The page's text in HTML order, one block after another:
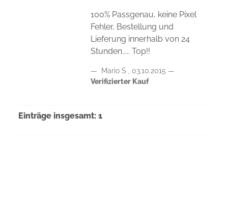
100% Passgenau, keine Pixel
Fehler, Bestellung und
Lieferung innerhalb von 24
Stunden..... Top!!
Mario S
03.10.2015
Verifizierter Kauf
Einträge insgesamt: 1